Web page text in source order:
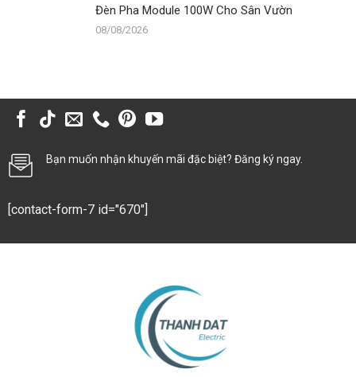
Đèn Pha Module 100W Cho Sân Vườn
08/08/2026
Bạn muốn nhận khuyến mãi đặc biệt? Đăng ký ngay.
[contact-form-7 id="670"]